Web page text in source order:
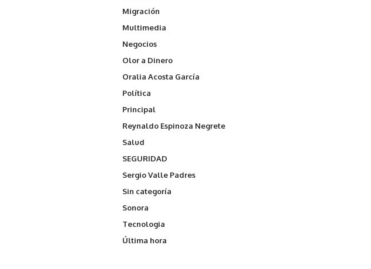
Migración
Multimedia
Negocios
Olor a Dinero
Oralia Acosta García
Política
Principal
Reynaldo Espinoza Negrete
Salud
SEGURIDAD
Sergio Valle Padres
Sin categoría
Sonora
Tecnologia
Última hora